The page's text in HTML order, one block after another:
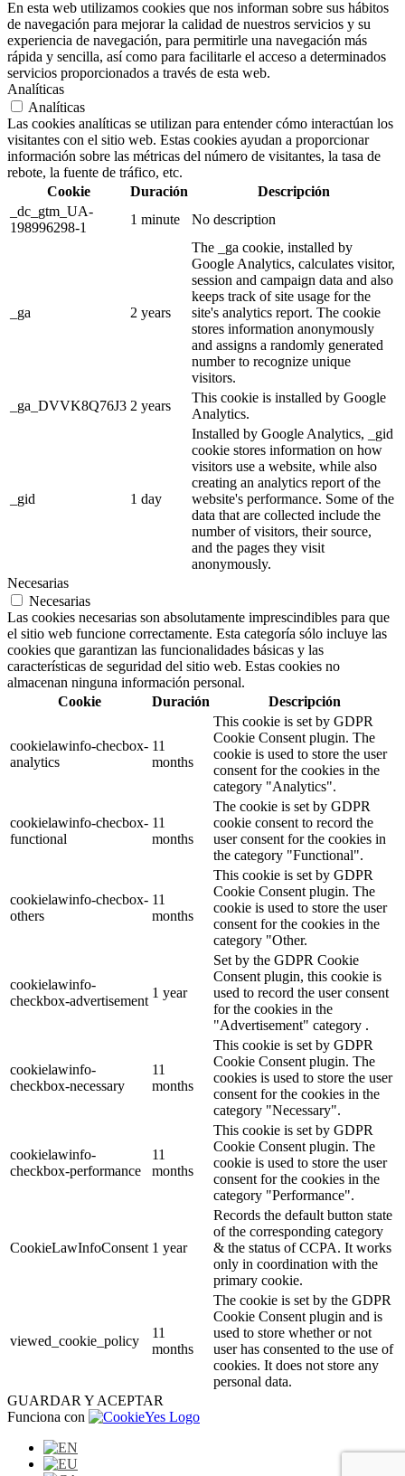
En esta web utilizamos cookies que nos informan sobre sus hábitos
de navegación para mejorar la calidad de nuestros servicios y su
experiencia de navegación, para permitirle una navegación más
rápida y sencilla, así como para facilitarle el acceso a determinados
servicios proporcionados a través de esta web.
Analíticas
Analíticas
Las cookies analíticas se utilizan para entender cómo interactúan los
visitantes con el sitio web. Estas cookies ayudan a proporcionar
información sobre las métricas del número de visitantes, la tasa de
rebote, la fuente de tráfico, etc.
Cookie
Duración
Descripción
_dc_gtm_UA-
198996298-1
1 minute No description
_ga 2 years
The _ga cookie, installed by
Google Analytics, calculates visitor,
session and campaign data and also
keeps track of site usage for the
site's analytics report. The cookie
stores information anonymously
and assigns a randomly generated
number to recognize unique
visitors.
_ga_DVVK8Q76J3 2 years
This cookie is installed by Google
Analytics.
_gid 1 day
Installed by Google Analytics, _gid
cookie stores information on how
visitors use a website, while also
creating an analytics report of the
website's performance. Some of the
data that are collected include the
number of visitors, their source,
and the pages they visit
anonymously.
Necesarias
Necesarias
Las cookies necesarias son absolutamente imprescindibles para que
el sitio web funcione correctamente. Esta categoría sólo incluye las
cookies que garantizan las funcionalidades básicas y las
características de seguridad del sitio web. Estas cookies no
almacenan ninguna información personal.
Cookie
Duración Descripción
cookielawinfo-checbox-
analytics
11
months
This cookie is set by GDPR
Cookie Consent plugin. The
cookie is used to store the user
consent for the cookies in the
category "Analytics".
cookielawinfo-checbox-
functional
11
months
The cookie is set by GDPR
cookie consent to record the
user consent for the cookies in
the category "Functional".
cookielawinfo-checbox-
others
11
months
This cookie is set by GDPR
Cookie Consent plugin. The
cookie is used to store the user
consent for the cookies in the
category "Other.
cookielawinfo-
checkbox-advertisement
1 year
Set by the GDPR Cookie
Consent plugin, this cookie is
used to record the user consent
for the cookies in the
"Advertisement" category .
cookielawinfo-
checkbox-necessary
11
months
This cookie is set by GDPR
Cookie Consent plugin. The
cookies is used to store the user
consent for the cookies in the
category "Necessary".
cookielawinfo-
checkbox-performance
11
months
This cookie is set by GDPR
Cookie Consent plugin. The
cookie is used to store the user
consent for the cookies in the
category "Performance".
CookieLawInfoConsent 1 year
Records the default button state
of the corresponding category
& the status of CCPA. It works
only in coordination with the
primary cookie.
viewed_cookie_policy
11
months
The cookie is set by the GDPR
Cookie Consent plugin and is
used to store whether or not
user has consented to the use of
cookies. It does not store any
personal data.
GUARDAR Y ACEPTAR
Funciona con